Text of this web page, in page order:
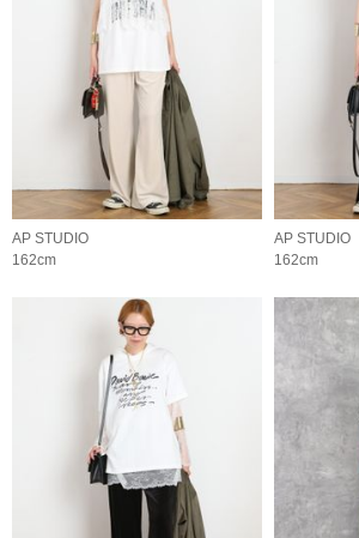
AP STUDIO
162cm
AP STUDIO
162cm